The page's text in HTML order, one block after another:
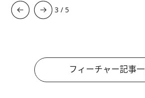
3 / 5
フィーチャー記事